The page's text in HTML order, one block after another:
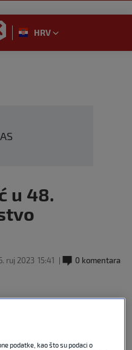
HRV
u 48.
ruj 2023 15:41 0 komentara
podatke, kao što su podaci o